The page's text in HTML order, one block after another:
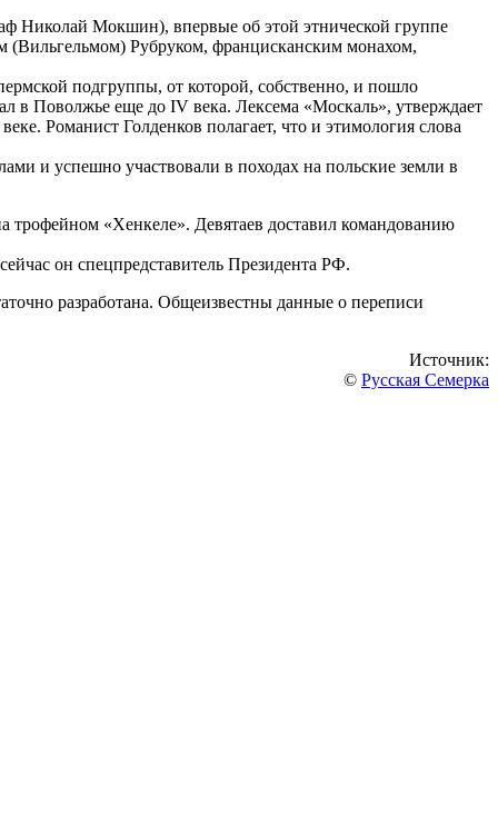
Николай Мокшин), впервые об этой этнической группе
Рубруком, францисканским монахом,
подгруппы, от которой, собственно, и пошло
в Поволжье еще до IV века. Лексема «Москаль», утверждает
Романист Голденков полагает, что и этимология слова
и успешно участвовали в походах на польские земли в
трофейном «Хенкеле». Девятаев доставил командованию
он спецпредставитель Президента РФ.
разработана. Общеизвестны данные о переписи
Источник:
© Русская Семерка